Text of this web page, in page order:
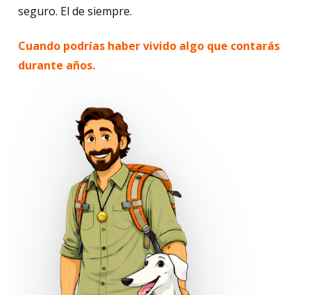
seguro. El de siempre.
Cuando podrías haber vivido algo que contarás
durante años.